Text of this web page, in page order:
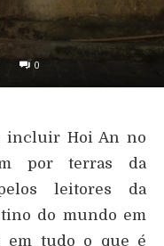
0
incluir Hoi An no
por terras da
leitores da
do mundo em
em tudo o que é